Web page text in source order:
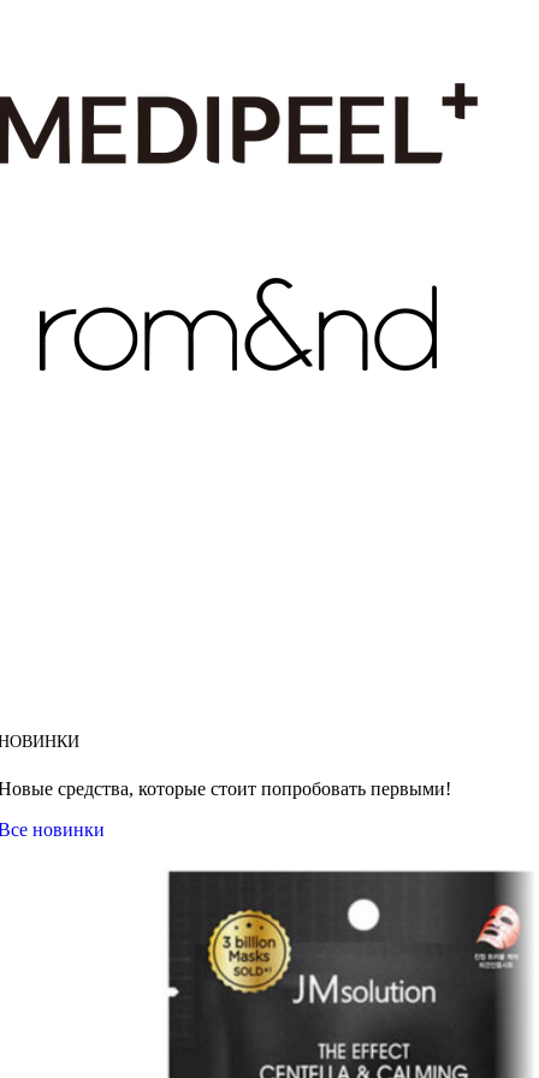
средства, которые стоит попробовать первыми!
новинки